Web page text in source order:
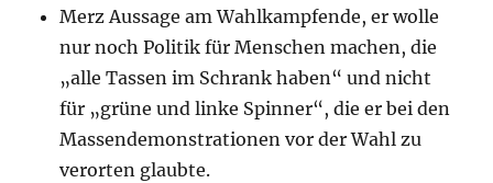
Merz Aussage am Wahlkampfende, er wolle
nur noch Politik für Menschen machen, die
„alle Tassen im Schrank haben“ und nicht
für „grüne und linke Spinner“, die er bei den
Massendemonstrationen vor der Wahl zu
verorten glaubte.